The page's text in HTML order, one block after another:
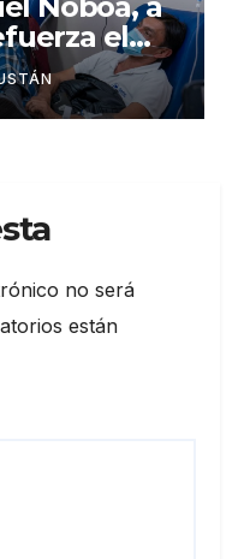
el
insulina
de
no será
están